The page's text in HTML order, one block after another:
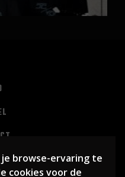
browse-ervaring te
cookies voor de